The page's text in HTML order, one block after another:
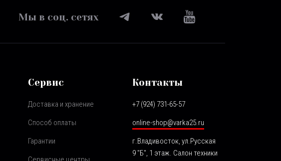
Мы в соц. сетях
Сервис
Доставка и хранение
Способ оплаты
Гарантии
Контакты
+7 (924) 731-65-57
online-shop@varka25.ru
г.Владивосток, ул.Русская
9 "Б", 1 этаж. Салон техники